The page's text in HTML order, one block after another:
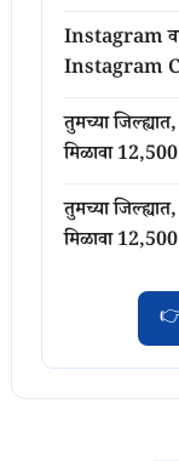
Instagram
Instagram
तुमच्या
मिळावा
तुमच्या
मिळावा